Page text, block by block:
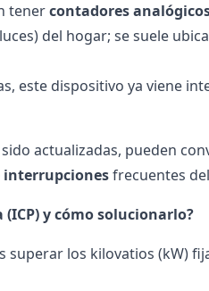
tenercontadores
del hogar; se suele
este dispositivo ya viene
actualizadas, pueden
interrupcionesfrecuentes
y cómo solucionarlo?
superar los kilovatios (kW)